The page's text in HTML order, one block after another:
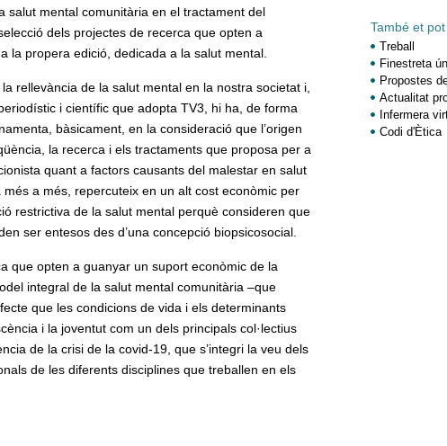
salut mental comunitària en el tractament del
dels projectes de recerca que opten a
la propera edició, dedicada a la salut mental.
rellevància de la salut mental en la nostra societat i,
i científic que adopta TV3, hi ha, de forma
bàsicament, en la consideració que l’origen
la recerca i els tractaments que proposa per a
quant a factors causants del malestar en salut
a més, repercuteix en un alt cost econòmic per
restrictiva de la salut mental perquè consideren que
ser entesos des d’una concepció biopsicosocial.
que opten a guanyar un suport econòmic de la
integral de la salut mental comunitària –que
que les condicions de vida i els determinants
i la joventut com un dels principals col·lectius
de la crisi de la covid-19, que s’integri la veu dels
de les diferents disciplines que treballen en els
També et pot
Treball
Finestreta
Propostes
Actualitat
Infermera
Codi d'Ètica